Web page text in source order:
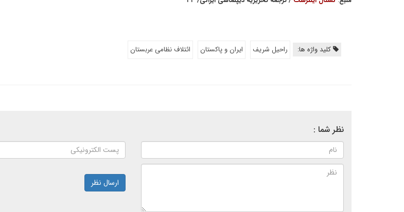
کلید واژه ها: راحیل شریف ایران و پاکستان ائتلاف نظامی عربستان
نظر شما :
ارسال نظر